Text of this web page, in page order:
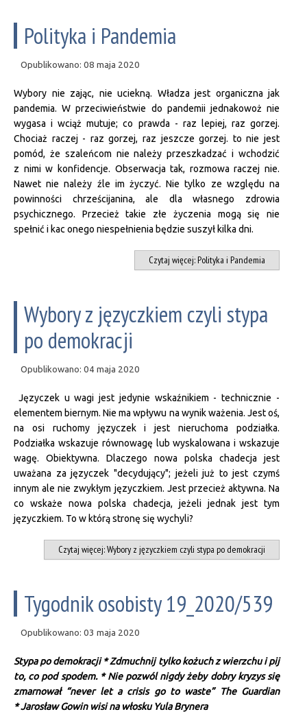
Polityka i Pandemia
Opublikowano: 08 maja 2020
Wybory nie zając, nie uciekną. Władza jest organiczna jak
pandemia. W przeciwieństwie do pandemii jednakowoż nie
wygasa i wciąż mutuje; co prawda - raz lepiej, raz gorzej.
Chociaż raczej - raz gorzej, raz jeszcze gorzej. to nie jest
pomód, że szaleńcom nie należy przeszkadzać i wchodzić
z nimi w konfidencje. Obserwacja tak, rozmowa raczej nie.
Nawet nie należy źle im życzyć. Nie tylko ze względu na
powinności chrześcijanina, ale dla własnego zdrowia
psychicznego. Przecież takie złe życzenia mogą się nie
spełnić i kac onego niespełnienia będzie suszył kilka dni.
Czytaj więcej: Polityka i Pandemia
Wybory z języczkiem czyli stypa
po demokracji
Opublikowano: 04 maja 2020
Języczek u wagi jest jedynie wskaźnikiem - technicznie -
elementem biernym. Nie ma wpływu na wynik ważenia. Jest oś,
na osi ruchomy języczek i jest nieruchoma podziałka.
Podziałka wskazuje równowagę lub wyskalowana i wskazuje
wagę. Obiektywna. Dlaczego nowa polska chadecja jest
uważana za języczek "decydujący"; jeżeli już to jest czymś
innym ale nie zwykłym języczkiem. Jest przecież aktywna. Na
co wskaże nowa polska chadecja, jeżeli jednak jest tym
języczkiem. To w którą stronę się wychyli?
Czytaj więcej: Wybory z języczkiem czyli stypa po demokracji
Tygodnik osobisty 19_2020/539
Opublikowano: 03 maja 2020
Stypa po demokracji * Zdmuchnij tylko kożuch z wierzchu i pij
to, co pod spodem. * Nie pozwól nigdy żeby dobry kryzys się
zmarnował “never let a crisis go to waste” The Guardian
* Jarosław Gowin wisi na włosku Yula Brynera